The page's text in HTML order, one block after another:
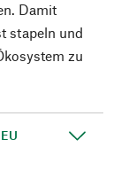
Damit
stapeln und
zu